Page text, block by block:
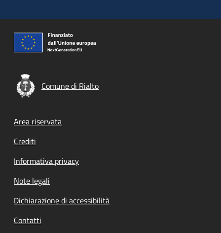
Comune di Rialto
Footer menu
Area riservata
Crediti
Informativa privacy
Note legali
Dichiarazione di accessibilità
Contatti